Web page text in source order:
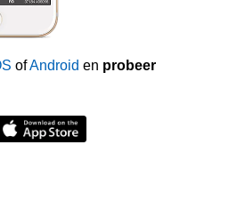
ofAndroid en probeer